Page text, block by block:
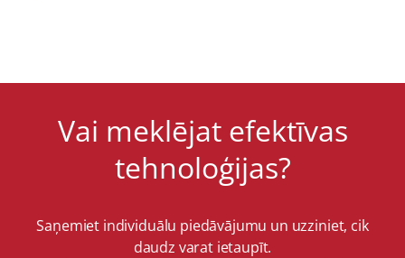
Vai meklējat efektīvas
tehnoloģijas?
Saņemiet individuālu piedāvājumu un uzziniet, cik
daudz varat ietaupīt.